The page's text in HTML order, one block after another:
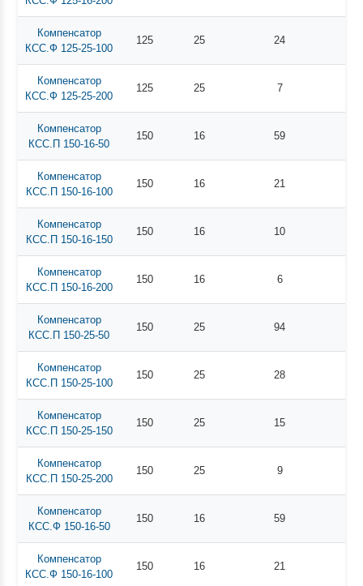
Компенсатор
КСС.Ф 125-25-100
125 25 24
Компенсатор
КСС.Ф 125-25-200
125 25 7
Компенсатор
КСС.П 150-16-50
150 16 59
Компенсатор
КСС.П 150-16-100
150 16 21
Компенсатор
КСС.П 150-16-150
150 16 10
Компенсатор
КСС.П 150-16-200
150 16 6
Компенсатор
КСС.П 150-25-50
150 25 94
Компенсатор
КСС.П 150-25-100
150 25 28
Компенсатор
КСС.П 150-25-150
150 25 15
Компенсатор
КСС.П 150-25-200
150 25 9
Компенсатор
КСС.Ф 150-16-50
150 16 59
Компенсатор
КСС.Ф 150-16-100
150 16 21